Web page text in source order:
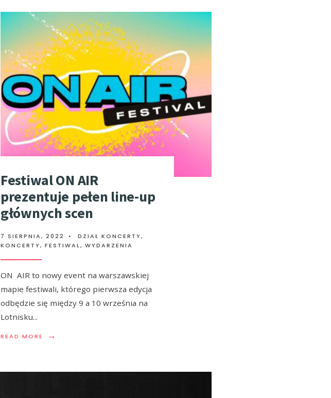
Festiwal ON AIR
prezentuje pełen line-up
głównych scen
7 SIERPNIA, 2022 • DZIAŁ KONCERTY,
KONCERTY, FESTIWAL, WYDARZENIA
ON AIR to nowy event na warszawskiej
mapie festiwali, którego pierwsza edycja
odbędzie się między 9 a 10 września na
Lotnisku...
READ MORE →